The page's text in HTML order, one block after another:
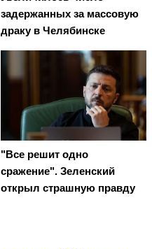
задержанных за массовую
драку в Челябинске
"Все решит одно
сражение". Зеленский
открыл страшную правду